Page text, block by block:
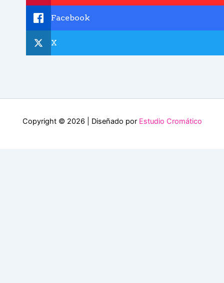
Facebook
X
Copyright © 2026 | Diseñado por Estudio Cromático